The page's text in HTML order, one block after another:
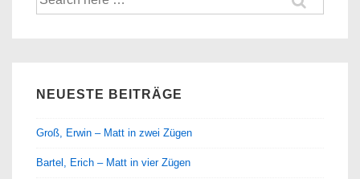
nach:
NEUESTE BEITRÄGE
Groß, Erwin – Matt in zwei Zügen
Bartel, Erich – Matt in vier Zügen